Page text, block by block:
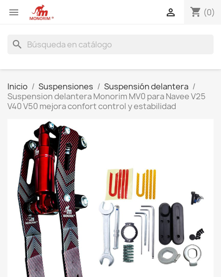
 shopping_cart (0)

search
Inicio Suspensiones
Suspensión delantera
Suspension delantera Monorim MV0 para Navee V25
V40 V50 mejora confort control y estabilidad